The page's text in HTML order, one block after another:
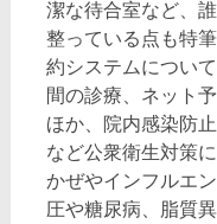
潔な待合室など、
整っている点も特
約システムについ
間の診療、ネット
ほか、院内感染防
など公衆衛生対策
かぜやインフルエ
圧や糖尿病、脂質